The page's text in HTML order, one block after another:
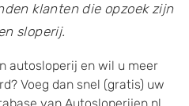
klanten die opzoek zijn
sloperij.
autosloperij en wil u meer
Voeg dan snel (gratis) uw